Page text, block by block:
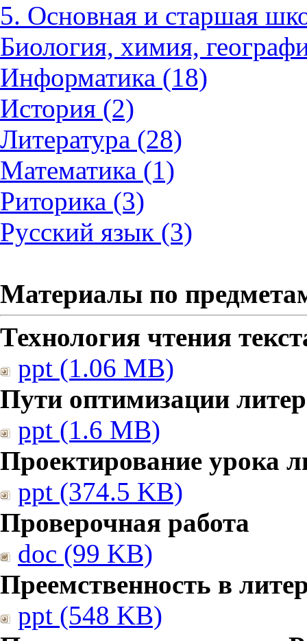
5. Основная и старшая
Биология, химия,
Информатика (18)
История (2)
Литература (28)
Математика (1)
Риторика (3)
Русский язык (3)
Материалы по
Технология чтения
ppt (1.06 MB)
Пути оптимизации
ppt (1.6 MB)
Проектирование урока
ppt (374.5 KB)
Проверочная работа
doc (99 KB)
Преемственность в
ppt (548 KB)